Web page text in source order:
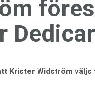
Krister Widström